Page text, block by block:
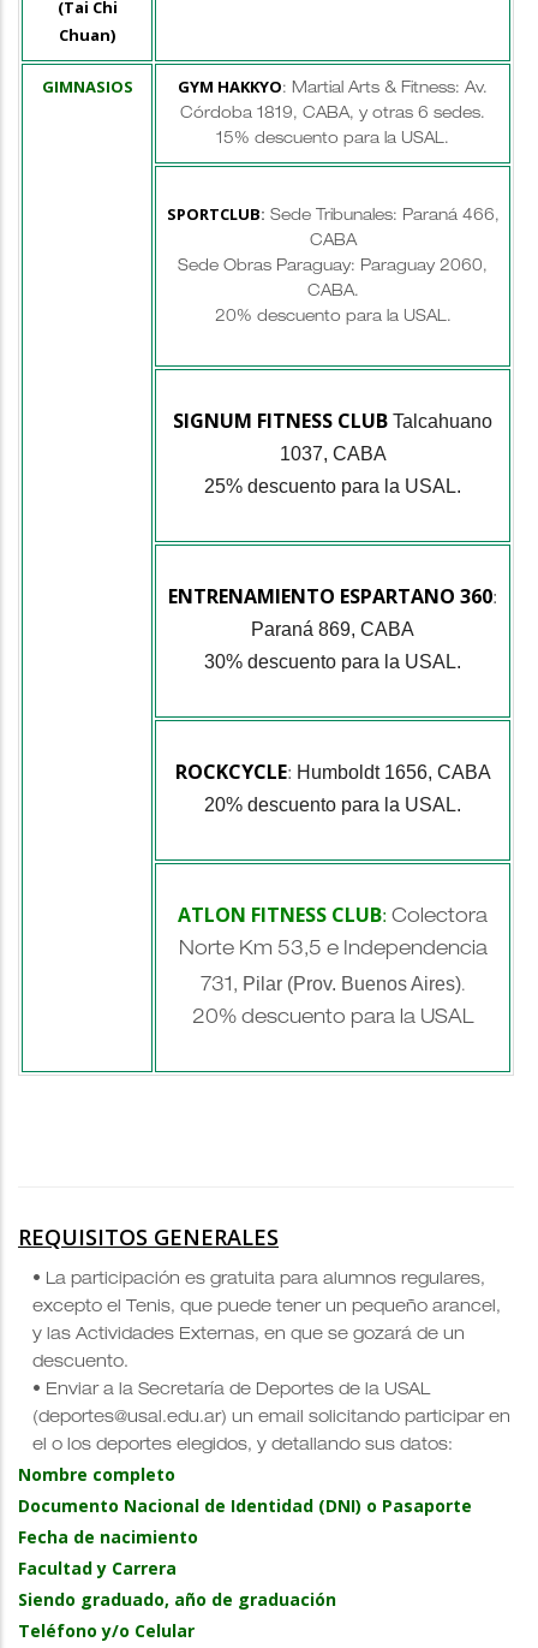
(Tai Chi
Chuan)
GIMNASIOS GYM HAKKYO: Martial Arts & Fitness: Av.
Córdoba 1819, CABA, y otras 6 sedes.
15% descuento para la USAL.
SPORTCLUB: Sede Tribunales: Paraná 466,
CABA
Sede Obras Paraguay: Paraguay 2060,
CABA.
20% descuento para la USAL.
SIGNUM FITNESS CLUB Talcahuano
1037, CABA
25% descuento para la USAL.
ENTRENAMIENTO ESPARTANO 360:
Paraná 869, CABA
30% descuento para la USAL.
ROCKCYCLE: Humboldt 1656, CABA
20% descuento para la USAL.
ATLON FITNESS CLUB: Colectora
Norte Km 53,5 e Independencia
731, Pilar (Prov. Buenos Aires).
20% descuento para la USAL
REQUISITOS GENERALES
• La participación es gratuita para alumnos regulares,
excepto el Tenis, que puede tener un pequeño arancel,
y las Actividades Externas, en que se gozará de un
descuento.
• Enviar a la Secretaría de Deportes de la USAL
(deportes@usal.edu.ar) un email solicitando participar en
el o los deportes elegidos, y detallando sus datos:
Nombre completo
Documento Nacional de Identidad (DNI) o Pasaporte
Fecha de nacimiento
Facultad y Carrera
Siendo graduado, año de graduación
Teléfono y/o Celular